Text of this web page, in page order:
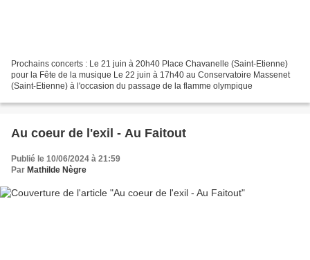
Prochains concerts : Le 21 juin à 20h40 Place Chavanelle (Saint-Etienne)
pour la Fête de la musique Le 22 juin à 17h40 au Conservatoire Massenet
(Saint-Etienne) à l'occasion du passage de la flamme olympique
Au coeur de l'exil - Au Faitout
Publié le 10/06/2024 à 21:59
Par Mathilde Nègre